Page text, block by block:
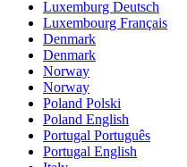
Luxemburg Deutsch
Luxembourg Français
Denmark
Denmark
Norway
Norway
Poland Polski
Poland English
Portugal Português
Portugal English